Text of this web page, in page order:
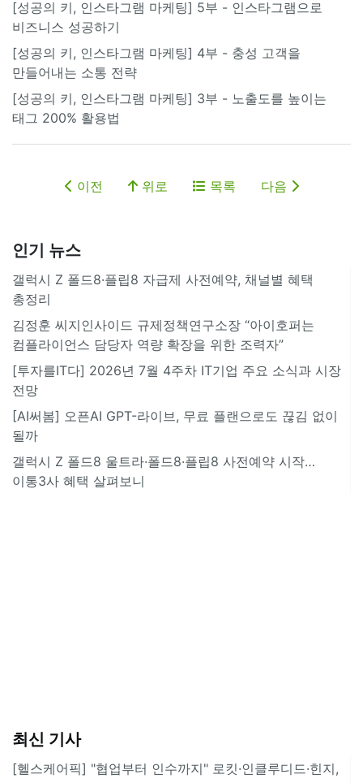
[성공의 키, 인스타그램 마케팅] 5부 - 인스타그램으로
비즈니스 성공하기
[성공의 키, 인스타그램 마케팅] 4부 - 충성 고객을
만들어내는 소통 전략
[성공의 키, 인스타그램 마케팅] 3부 - 노출도를 높이는
태그 200% 활용법
이전 위로 목록 다음
인기 뉴스
갤럭시 Z 폴드8·플립8 자급제 사전예약, 채널별 혜택
총정리
김정훈 씨지인사이드 규제정책연구소장 “아이호퍼는
컴플라이언스 담당자 역량 확장을 위한 조력자”
[투자를IT다] 2026년 7월 4주차 IT기업 주요 소식과 시장
전망
[AI써봄] 오픈AI GPT-라이브, 무료 플랜으로도 끊김 없이
될까
갤럭시 Z 폴드8 울트라·폴드8·플립8 사전예약 시작…
이통3사 혜택 살펴보니
최신 기사
[헬스케어픽] "협업부터 인수까지" 로킷·인클루디드·힌지,